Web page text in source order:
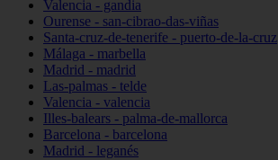
Valencia - gandia
Ourense - san-cibrao-das-viñas
Santa-cruz-de-tenerife - puerto-de-la-cruz
Málaga - marbella
Madrid - madrid
Las-palmas - telde
Valencia - valencia
Illes-balears - palma-de-mallorca
Barcelona - barcelona
Madrid - leganés